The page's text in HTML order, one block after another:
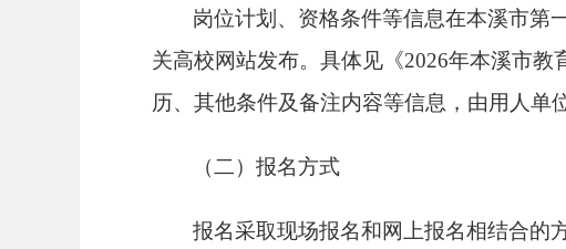
岗位计划、资格条件等信息在本溪市第
关高校网站发布。具体见《2026年本溪市教
历、其他条件及备注内容等信息，由用人单
（二）报名方式
报名采取现场报名和网上报名相结合的